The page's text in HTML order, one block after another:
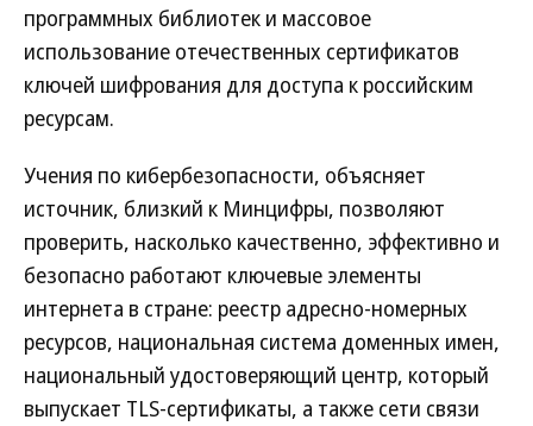
программных библиотек и массовое
использование отечественных сертификатов
ключей шифрования для доступа к российским
ресурсам.
Учения по кибербезопасности, объясняет
источник, близкий к Минцифры, позволяют
проверить, насколько качественно, эффективно и
безопасно работают ключевые элементы
интернета в стране: реестр адресно-номерных
ресурсов, национальная система доменных имен,
национальный удостоверяющий центр, который
выпускает TLS-сертификаты, а также сети связи